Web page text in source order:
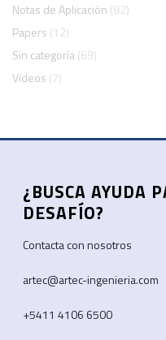
Notas de Aplicación (82)
Papers (12)
Sin categoría(69)
Videos (7)
¿BUSCA AYUDA
DESAFÍO?
Contacta con nosotros
artec@artec-ingenieria.com
+5411 4106 6500